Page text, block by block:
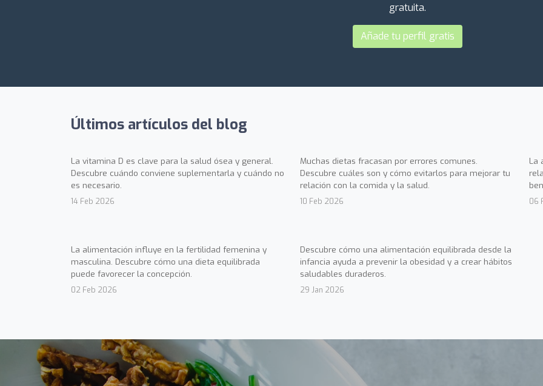
gratuita.
Añade tu perfil gratis
Últimos artículos del blog
La vitamina D es clave para la salud ósea y general.
Descubre cuándo conviene suplementarla y cuándo no
es necesario.
14 Feb 2026
Muchas dietas fracasan por errores comunes.
Descubre cuáles son y cómo evitarlos para mejorar tu
relación con la comida y la salud.
10 Feb 2026
La
06
La alimentación influye en la fertilidad femenina y
masculina. Descubre cómo una dieta equilibrada
puede favorecer la concepción.
02 Feb 2026
Descubre cómo una alimentación equilibrada desde la
infancia ayuda a prevenir la obesidad y a crear hábitos
saludables duraderos.
29 Jan 2026